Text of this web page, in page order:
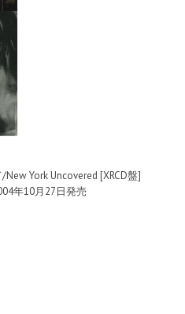
York Uncovered [XRCD盤]
年10月27日発売